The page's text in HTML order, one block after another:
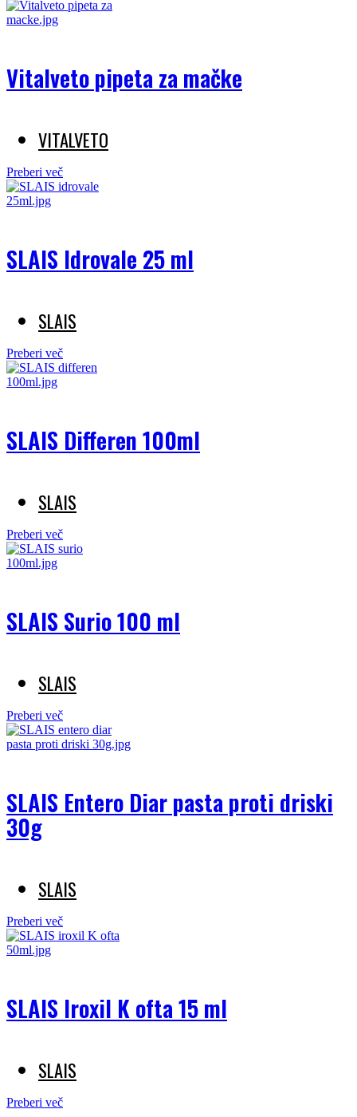
Vitalveto pipeta za mačke
VITALVETO
Preberi več
SLAIS Idrovale 25 ml
SLAIS
Preberi več
SLAIS Differen 100ml
SLAIS
Preberi več
SLAIS Surio 100 ml
SLAIS
Preberi več
SLAIS Entero Diar pasta proti driski
30g
SLAIS
Preberi več
SLAIS Iroxil K ofta 15 ml
SLAIS
Preberi več